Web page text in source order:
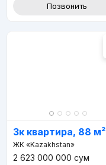
Позвонить
3к квартира, 88 м²
ЖК «Kazakhstan»
2 623 000 000 сум